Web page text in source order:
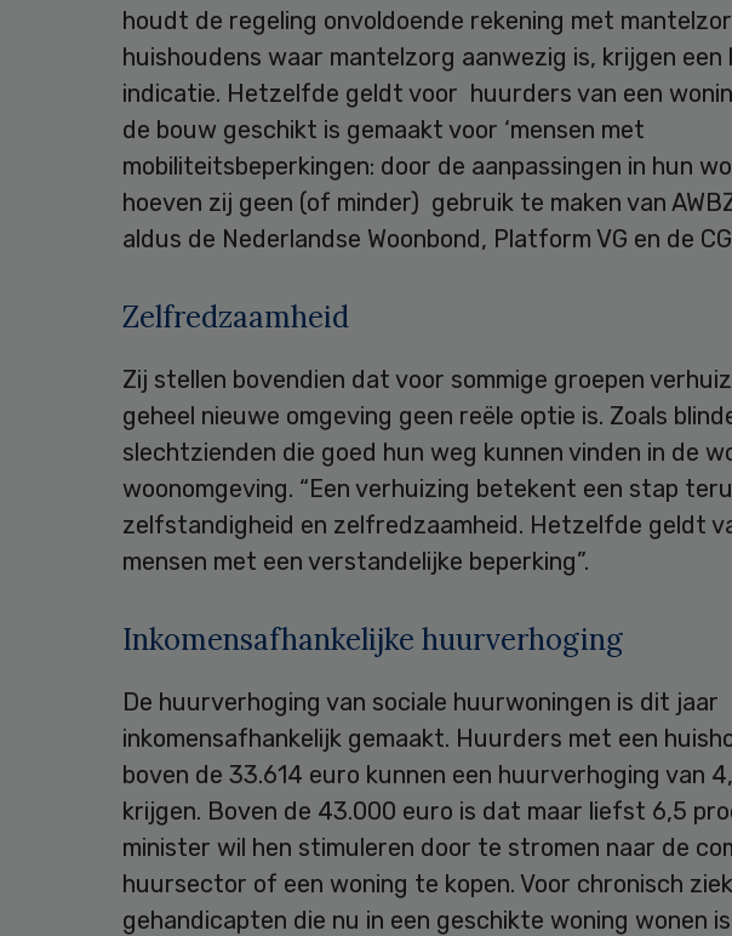
houdt de regeling onvoldoende rekening met
huishoudens waar mantelzorg aanwezig is, krijgen een
indicatie. Hetzelfde geldt voor huurders van een
de bouw geschikt is gemaakt voor ‘mensen met
mobiliteitsbeperkingen: door de aanpassingen in hun
hoeven zij geen (of minder) gebruik te maken van
aldus de Nederlandse Woonbond, Platform VG en de
Zelfredzaamheid
Zij stellen bovendien dat voor sommige groepen
geheel nieuwe omgeving geen reële optie is. Zoals
slechtzienden die goed hun weg kunnen vinden in de
woonomgeving. “Een verhuizing betekent een stap
zelfstandigheid en zelfredzaamheid. Hetzelfde geldt
mensen met een verstandelijke beperking”.
Inkomensafhankelijke huurverhoging
De huurverhoging van sociale huurwoningen is dit jaar
inkomensafhankelijk gemaakt. Huurders met een
boven de 33.614 euro kunnen een huurverhoging van
krijgen. Boven de 43.000 euro is dat maar liefst 6,5
minister wil hen stimuleren door te stromen naar de
huursector of een woning te kopen. Voor chronisch
gehandicapten die nu in een geschikte woning wonen